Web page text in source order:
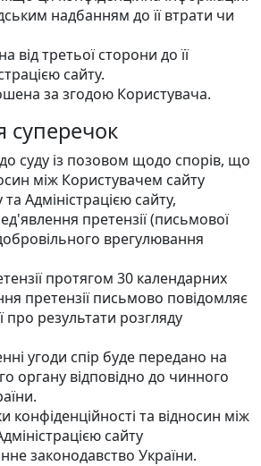
надбанням до її втрати чи
від третьої сторони до її
сайту.
за згодою Користувача.
суперечок
суду із позовом щодо спорів, що
між Користувачем сайту
Адміністрацією сайту,
претензії (письмової
врегулювання
протягом 30 календарних
претензії письмово повідомляє
про результати розгляду
угоди спір буде передано на
органу відповідно до чинного
конфіденційності та відносин між
сайту
законодавство України.